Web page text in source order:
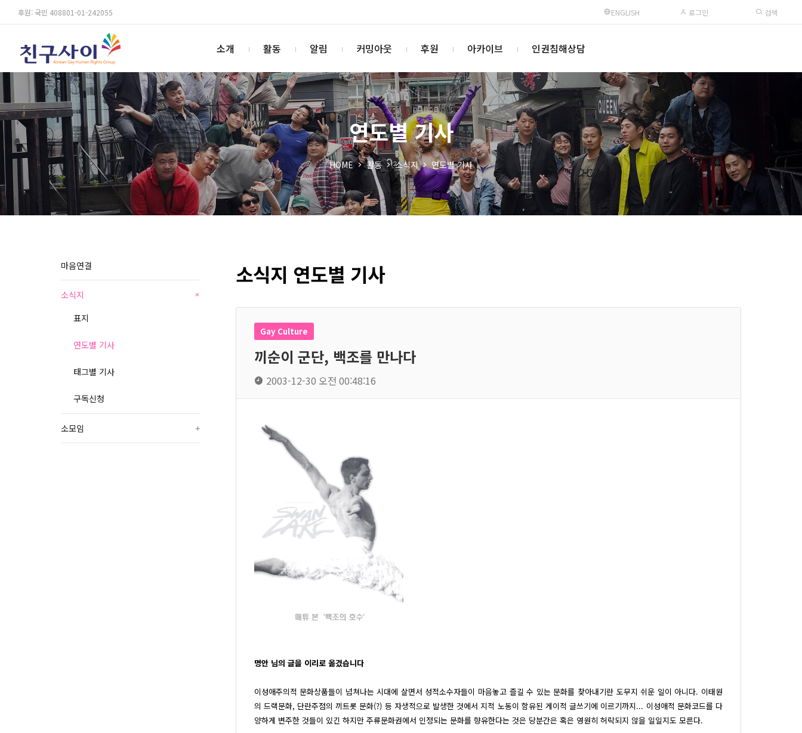
후원: 국민 408801-01-242055 ENGLISH 로그인 검색
소개 활동 알림 커밍아웃 후원 아카이브 인권침해상담
연도별 기사
HOME 활동 소식지 연도별 기사
마음연결
소식지 +
표지
연도별 기사
태그별 기사
구독신청
소모임 +
소식지 연도별 기사
Gay Culture
끼순이 군단, 백조를 만나다
2003-12-30 오전 00:48:16
명안 님의 글을 이리로 옮겼습니다
이성애주의적 문화상품들이 넘쳐나는 시대에 살면서 성적소수자들이 마음놓고 즐길 수 있는 문화를 찾아내기란 도무지 쉬운 일이 아니다. 이태원
의 드랙문화, 단란주점의 끼트롯 문화(?) 등 자생적으로 발생한 것에서 지적 노동이 함유된 게이적 글쓰기에 이르기까지... 이성애적 문화코드를 다
양하게 변주한 것들이 있긴 하지만 주류문화권에서 인정되는 문화를 향유한다는 것은 당분간은 혹은 영원히 허락되지 않을 일일지도 모른다.